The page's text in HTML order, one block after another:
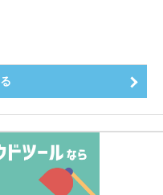
実就職率は26.5%（前年比＋
私立大学でも10位にランクイン